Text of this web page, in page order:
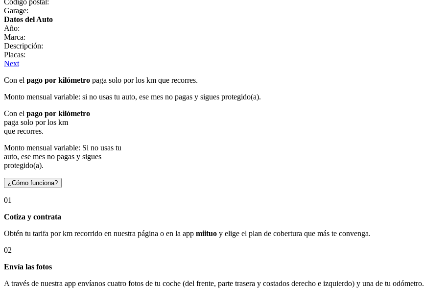
Garage:
Datos del Auto
Año:
Marca:
Descripción:
Placas:
Next
Con el pago por kilómetro paga solo por los km que recorres.
Monto mensual variable: si no usas tu auto, ese mes no pagas y sigues protegido(a).
Con el pago por kilómetro
paga solo por los km
que recorres.
Monto mensual variable: Si no usas tu
auto, ese mes no pagas y sigues
protegido(a).
¿Cómo funciona?
01
Cotiza y contrata
Obtén tu tarifa por km recorrido en nuestra página o en la app miituo y elige el plan de cobertura que más te convenga.
02
Envía las fotos
A través de nuestra app envíanos cuatro fotos de tu coche (del frente, parte trasera y costados derecho e izquierdo) y una de tu odómetro.